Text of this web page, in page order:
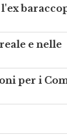
l'ex
e nelle
per i